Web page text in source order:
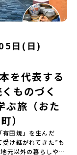
す！🔥 ②「初めまし
しいことに挑戦した
同世代の中学生が大
えば、たった数日
と【無料】！親元
ッフがしっかりサ
ーーーーーーーー
アーカイブ配信）
覧いただけます。こ
「絶対に行ってみ
視聴してみてくだ
ーカイブを視聴す
ためし地域留学の
対象地域について・
プログラムは、以
日(日)
を代表する
ものづく
ぶ旅（おた
）
有田焼」を生んだ
け継がれてきた”も
元以外の暮らしや文